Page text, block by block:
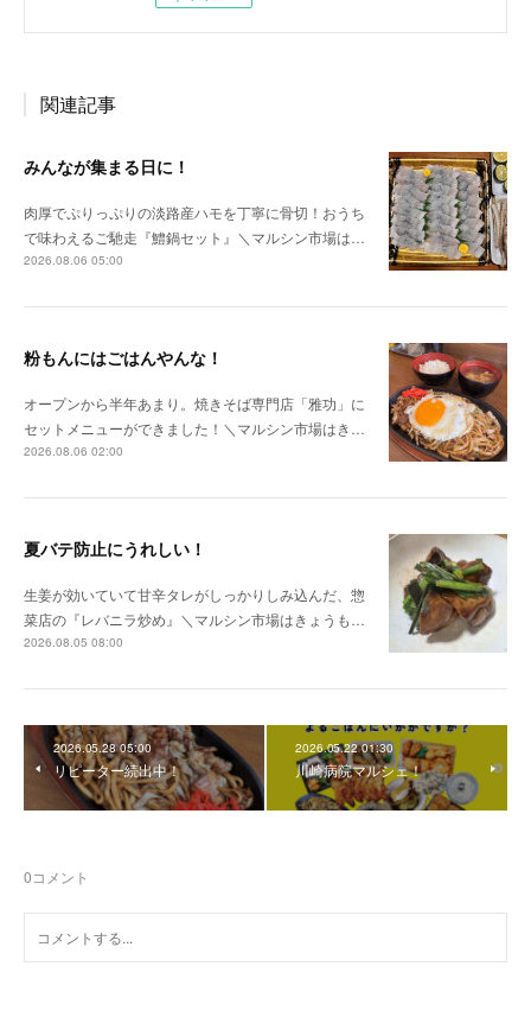
関連記事
みんなが集まる日に！
肉厚でぷりっぷりの淡路産ハモを丁寧に骨切！おうち
で味わえるご馳走『鱧鍋セット』＼マルシン市場は…
2026.08.06 05:00
粉もんにはごはんやんな！
オープンから半年あまり。焼きそば専門店「雅功」に
セットメニューができました！＼マルシン市場はき…
2026.08.06 02:00
夏バテ防止にうれしい！
生姜が効いていて甘辛タレがしっかりしみ込んだ、惣
菜店の『レバニラ炒め』＼マルシン市場はきょうも…
2026.08.05 08:00
2026.05.28 05:00
リピーター続出中！
2026.05.22 01:30
川崎病院マルシェ！
0コメント